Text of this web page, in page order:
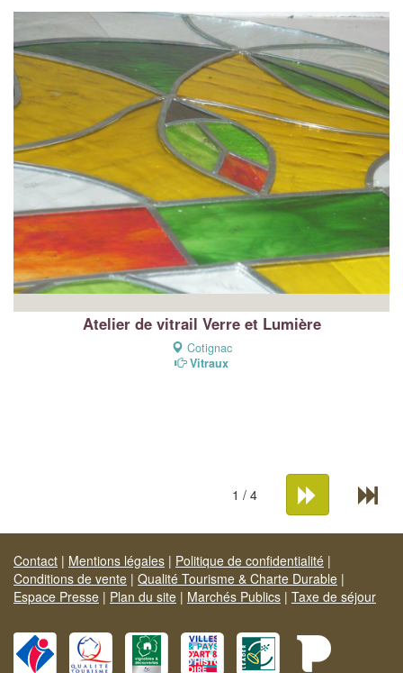
Atelier de vitrail Verre et Lumière
Cotignac
Vitraux
1 / 4
Contact | Mentions légales | Politique de confidentialité |
Conditions de vente | Qualité Tourisme & Charte Durable |
Espace Presse | Plan du site | Marchés Publics | Taxe de séjour